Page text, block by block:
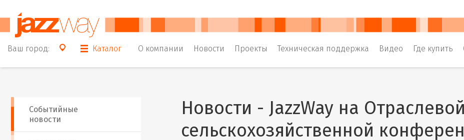
Ваш город: Каталог О компании Новости Проекты Техническая поддержка Видео Где купить
Событийные
новости
Новости - JazzWay на Отраслевой
сельскохозяйственной